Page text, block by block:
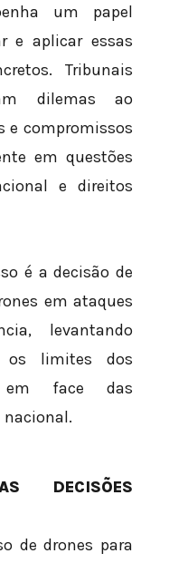
um papel
e aplicar essas
Tribunais
dilemas ao
e compromissos
em questões
e direitos
é a decisão de
em ataques
levantando
os limites dos
em face das
nacional.
DECISÕES
de drones para